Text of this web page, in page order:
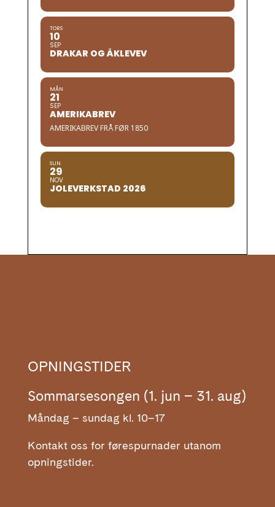
TORS
10
SEP
DRAKAR OG ÅKLEVEV
MÅN
21
SEP
AMERIKABREV
AMERIKABREV FRÅ FØR 1850
SUN
29
NOV
JOLEVERKSTAD 2026
OPNINGSTIDER
Sommarsesongen (1. jun – 31. aug)
Måndag – sundag kl. 10–17
Kontakt oss for førespurnader utanom
opningstider.